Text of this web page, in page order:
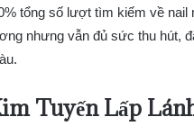
tổng số lượt tìm kiếm về
nhưng vẫn đủ sức thu hút,
Tuyến Lấp